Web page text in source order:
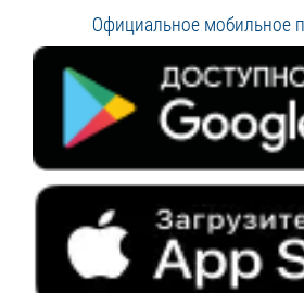
Официальное мобильное